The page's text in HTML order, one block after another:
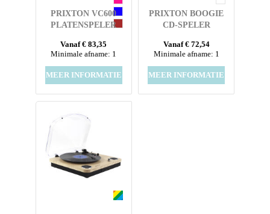
PRIXTON VC600
PLATENSPELER
Vanaf € 83,35
Minimale afname: 1
MEER INFORMATIE
PRIXTON BOOGIE
CD-SPELER
Vanaf € 72,54
Minimale afname: 1
MEER INFORMATIE